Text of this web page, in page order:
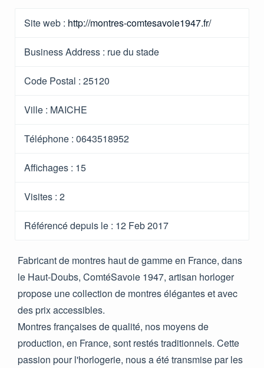
Site web : http://montres-comtesavoie1947.fr/
Business Address : rue du stade
Code Postal : 25120
Ville : MAICHE
Téléphone : 0643518952
Affichages : 15
Visites : 2
Référencé depuis le : 12 Feb 2017
Fabricant de montres haut de gamme en France, dans
le Haut-Doubs, ComtéSavoie 1947, artisan horloger
propose une collection de montres élégantes et avec
des prix accessibles.
Montres françaises de qualité, nos moyens de
production, en France, sont restés traditionnels. Cette
passion pour l'horlogerie, nous a été transmise par les